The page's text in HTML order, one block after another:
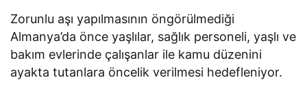
Zorunlu aşı yapılmasının öngörülmediği
Almanya’da önce yaşlılar, sağlık personeli, yaşlı ve
bakım evlerinde çalışanlar ile kamu düzenini
ayakta tutanlara öncelik verilmesi hedefleniyor.